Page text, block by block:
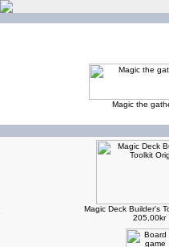
Magic the
Magic Deck Builder's
205,00kr